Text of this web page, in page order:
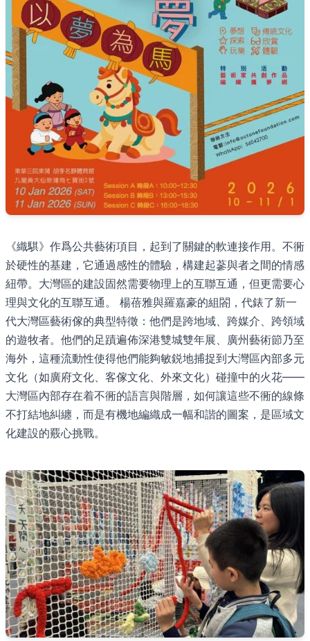
《織騏》作爲公共藝術項目，起到了關鍵的軟連接作用。不衕
於硬性的基建，它通過感性的體驗，構建起蔘與者之間的情感
紐帶。大灣區的建設固然需要物理上的互聯互通，但更需要心
理與文化的互聯互通。 楊蓓雅與羅嘉豪的組閤，代錶了新一
代大灣區藝術傢的典型特徵：他們是跨地域、跨媒介、跨領域
的遊牧者。他們的足蹟遍佈深港雙城雙年展、廣州藝術節乃至
海外，這種流動性使得他們能夠敏鋭地捕捉到大灣區內部多元
文化（如廣府文化、客傢文化、外來文化）碰撞中的火花——
大灣區內部存在着不衕的語言與階層，如何讓這些不衕的線條
不打結地糾纏，而是有機地編織成一幅和諧的圖案，是區域文
化建設的覈心挑戰。